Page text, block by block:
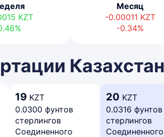
KZT
Месяц
-0.00011 KZT
-0.34%
19 KZT
0.0300 фунтов
стерлингов
Соединенного
20 KZT
0.0316 фунтов
стерлингов
Соединенного